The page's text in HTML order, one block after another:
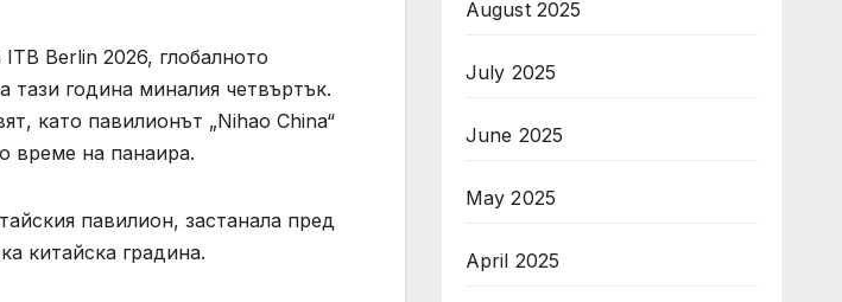
Berlin 2026, глобалното
година миналия четвъртък.
като павилионът „Nihao China“
време на панаира.
павилион, застанала пред
китайска градина.
August 2025
July 2025
June 2025
May 2025
April 2025